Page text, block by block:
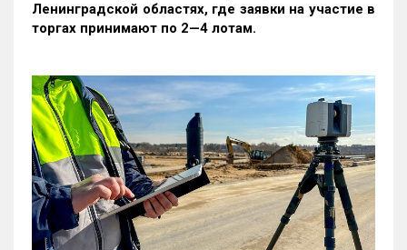
Ленинградской областях, где заявки на участие в
торгах принимают по 2—4 лотам.